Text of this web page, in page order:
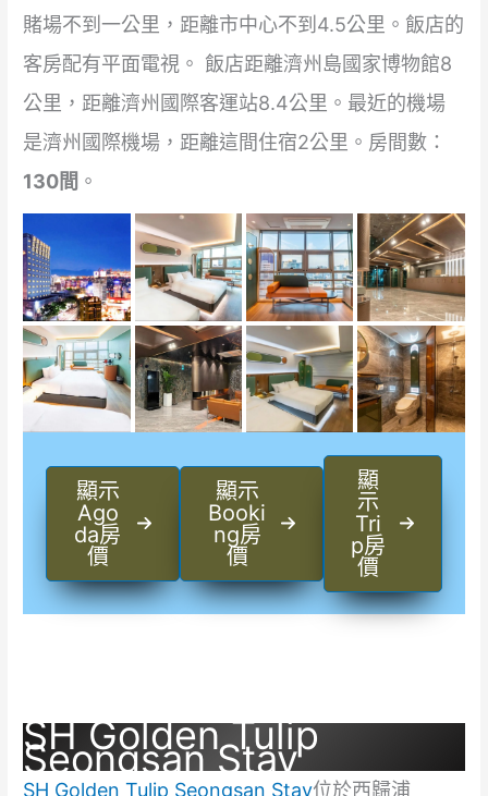
賭場不到一公里，距離市中心不到4.5公里。飯店的
客房配有平面電視。 飯店距離濟州島國家博物館8
公里，距離濟州國際客運站8.4公里。最近的機場
是濟州國際機場，距離這間住宿2公里。房間數：
130間 。
顯示
Ago
da房
價
顯示
Booki
ng房
價
顯
示
Tri
p房
價
SH Golden Tulip
Seongsan Stay
SH Golden Tulip Seongsan Stay位於西歸浦